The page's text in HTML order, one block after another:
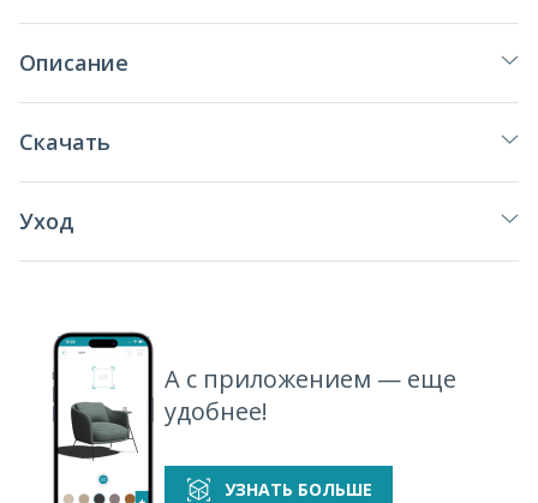
Описание
Скачать
Уход
А с приложением — еще
удобнее!
УЗНАТЬ БОЛЬШЕ